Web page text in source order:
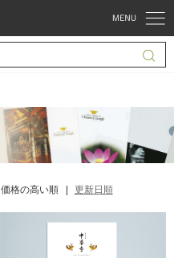
価格の高い順 更新日順